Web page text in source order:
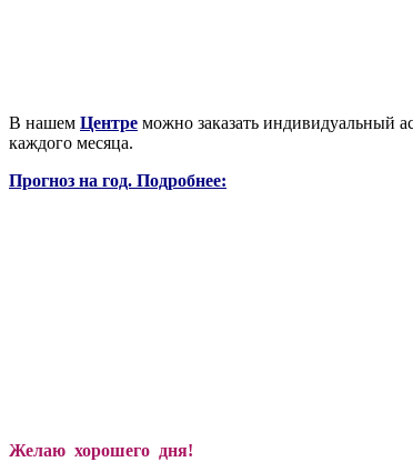
В нашем Центре можно заказать индивидуальный
каждого месяца.
Прогноз на год. Подробнее:
Желаю хорошего дня!